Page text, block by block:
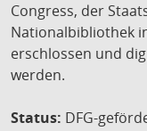
Congress, der
Nationalbibliothek
erschlossen und
werden.
Status: DFG-